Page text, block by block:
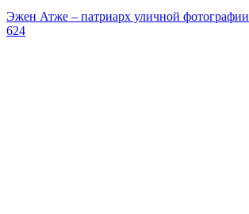
Эжен Атже – патриарх уличной фотографии
624